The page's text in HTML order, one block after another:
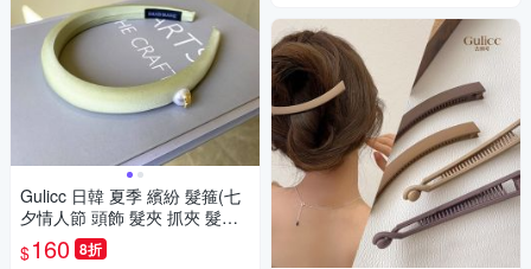
Gulicc 日韓 夏季 繽紛 髮箍(七
夕情人節 頭飾 髮夾 抓夾 髮圈
韓國 生日禮物 )
$160 8折